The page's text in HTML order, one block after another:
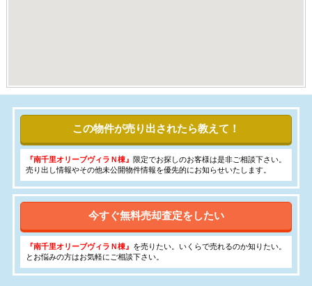
この物件が売り出されたら教えて！
『南千里オリーブヴィラＮ棟』 限定でお探しのお客様は是非ご相談下さい。
売り出し情報やその他未公開物件情報を優先的にお知らせいたします。
今すぐ無料売却査定をしたい
『南千里オリーブヴィラＮ棟』 を売りたい。いくらで売れるのか知りたい。
とお悩みの方はお気軽にご相談下さい。